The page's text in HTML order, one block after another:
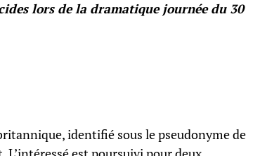
lors de la dramatique journée du 30
identifié sous le pseudonyme de